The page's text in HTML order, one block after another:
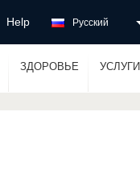
Help Русский
ЗДОРОВЬЕ УСЛУГИ